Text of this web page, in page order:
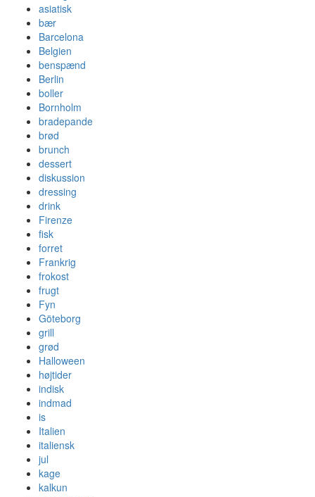
asiatisk
bær
Barcelona
Belgien
benspænd
Berlin
boller
Bornholm
bradepande
brød
brunch
dessert
diskussion
dressing
drink
Firenze
fisk
forret
Frankrig
frokost
frugt
Fyn
Göteborg
grill
grød
Halloween
højtider
indisk
indmad
is
Italien
italiensk
jul
kage
kalkun